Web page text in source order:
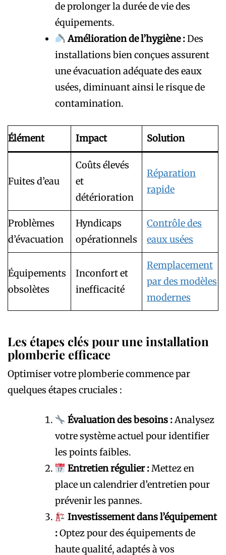
de prolonger la durée de vie des
équipements.
Amélioration de l’hygiène :Des
installations bien conçues assurent
une évacuation adéquate des eaux
usées, diminuant ainsi le risque de
contamination.
Élément Impact Solution
Fuites d’eau
Coûts élevés
et
détérioration
Réparation
rapide
Problèmes
d’évacuation
Hyndicaps
opérationnels
Contrôle des
eaux usées
Équipements
obsolètes
Inconfort et
inefficacité
Remplacement
par des modèles
modernes
Les étapes clés pour une installation
plomberie efficace
Optimiser votre plomberie commence par
quelques étapes cruciales :
Évaluation des besoins :Analysez
votre système actuel pour identifier
les points faibles.
Entretien régulier :Mettez en
place un calendrier d’entretien pour
prévenir les pannes.
Investissement dans l’équipement
:Optez pour des équipements de
haute qualité, adaptés à vos